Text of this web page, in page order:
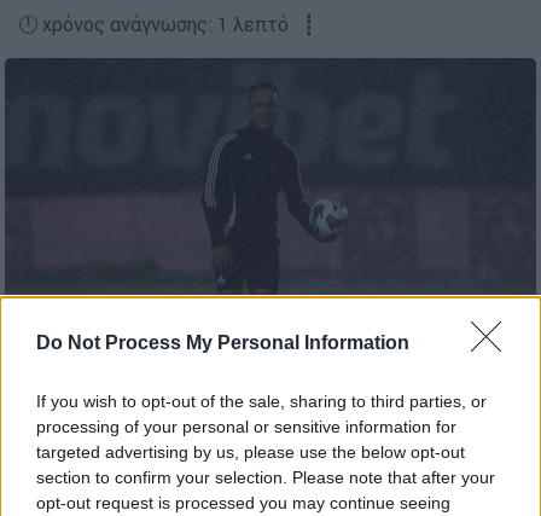
Do Not Process My Personal Information
If you wish to opt-out of the sale, sharing to third parties, or
processing of your personal or sensitive information for
targeted advertising by us, please use the below opt-out
section to confirm your selection. Please note that after your
opt-out request is processed you may continue seeing
🕛 χρόνος ανάγνωσης: 1 λεπτό ┋
Προσθέστε το ΕΘΝΟΣ στη Google